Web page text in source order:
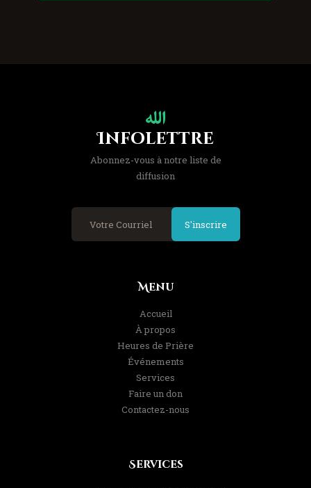
Infolettre
Abonnez-vous à notre liste de
diffusion
S'inscrire
Menu
Accueil
À propos
Heures de Prière
Événements
Services
Faire un don
Contactez-nous
Services